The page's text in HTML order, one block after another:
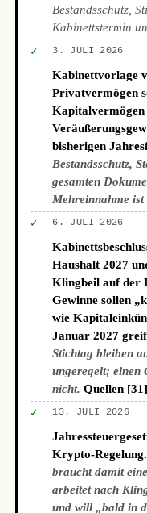
Bestandsschutz,
Kabinettstermin
✓ 3. JULI 2026
Kabinettvorlage
Privatvermögen
Kapitalvermögen
bisherigen
Bestandsschutz,
gesamten
Mehreinnahme
✓ 6. JULI 2026
Haushalt 2027
Klingbeil auf der
Gewinne sollen
wie
Januar 2027
Stichtag bleiben
ungeregelt; einen
nicht. Quellen
✓ 13. JULI 2026
Krypto-Regelung.
braucht damit
arbeitet nach
und will „bald in